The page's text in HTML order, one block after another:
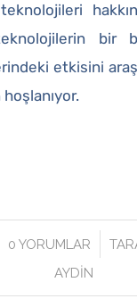
bir
etkisini
0 YORUMLAR
/
AYDIN